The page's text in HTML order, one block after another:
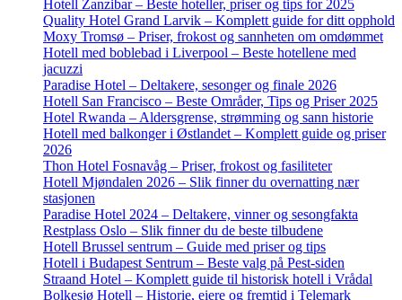
Hotell Zanzibar – Beste hoteller, priser og tips for 2025
Quality Hotel Grand Larvik – Komplett guide for ditt opphold
Moxy Tromsø – Priser, frokost og sannheten om omdømmet
Hotell med boblebad i Liverpool – Beste hotellene med
jacuzzi
Paradise Hotel – Deltakere, sesonger og finale 2026
Hotell San Francisco – Beste Områder, Tips og Priser 2025
Hotel Rwanda – Aldersgrense, strømming og sann historie
Hotell med balkonger i Østlandet – Komplett guide og priser
2026
Thon Hotel Fosnavåg – Priser, frokost og fasiliteter
Hotell Mjøndalen 2026 – Slik finner du overnatting nær
stasjonen
Paradise Hotel 2024 – Deltakere, vinner og sesongfakta
Restplass Oslo – Slik finner du de beste tilbudene
Hotell Brussel sentrum – Guide med priser og tips
Hotell i Budapest Sentrum – Beste valg på Pest-siden
Straand Hotel – Komplett guide til historisk hotell i Vrådal
Bolkesjø Hotell – Historie, eiere og fremtid i Telemark